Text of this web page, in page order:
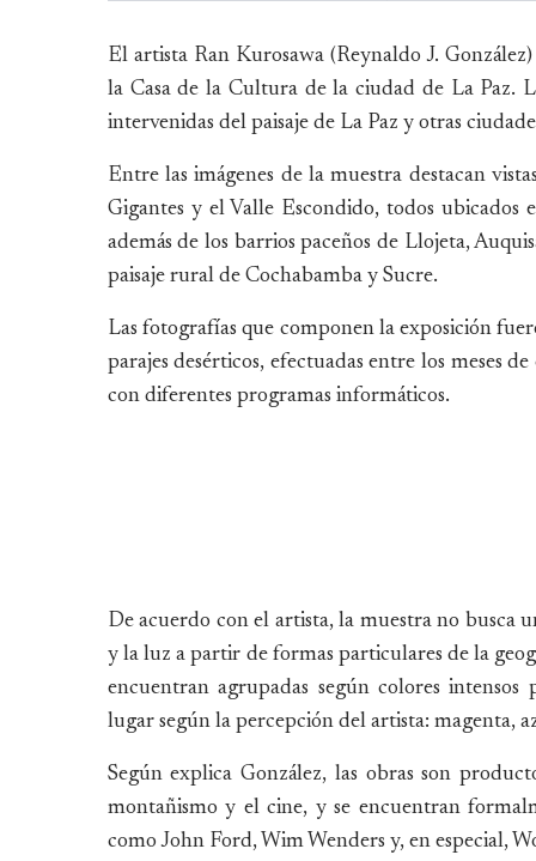
El artista Ran Kurosawa (Reynaldo J.
la Casa de la Cultura de la ciudad de La Paz.
intervenidas del paisaje de La Paz y otras
Entre las imágenes de la muestra destacan
Gigantes y el Valle Escondido, todos ubicados
además de los barrios paceños de Llojeta,
paisaje rural de Cochabamba y Sucre.
Las fotografías que componen la exposición
parajes desérticos, efectuadas entre los meses
con diferentes programas informáticos.
De acuerdo con el artista, la muestra no busca
y la luz a partir de formas particulares de la
encuentran agrupadas según colores
lugar según la percepción del artista: magenta,
Según explica González, las obras son
montañismo y el cine, y se encuentran
como John Ford, Wim Wenders y, en especial,